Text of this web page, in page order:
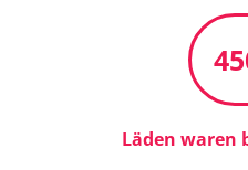
Läden waren